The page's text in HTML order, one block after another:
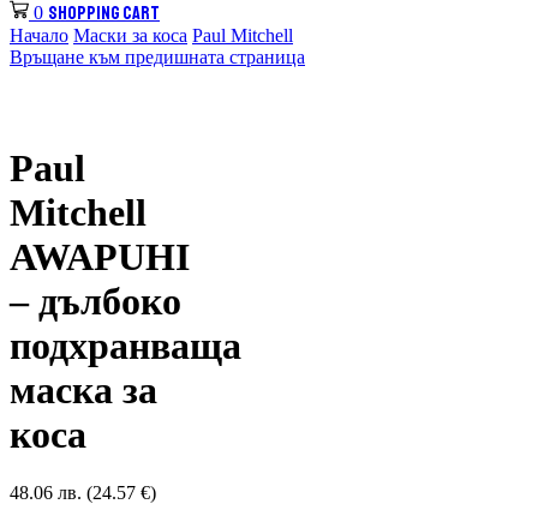
0 SHOPPING CART
Начало Маски за коса Paul Mitchell
Връщане към предишната страница
Paul
Mitchell
AWAPUHI
– дълбоко
подхранваща
маска за
коса
48.06 лв. (24.57 €)